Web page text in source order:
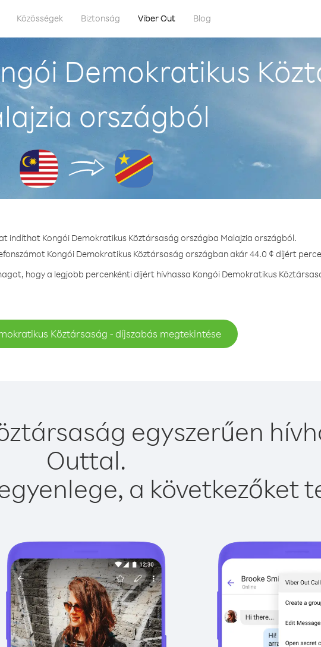
Közösségek Biztonság Viber Out Blog
Demokratikus
országból
indíthat Kongói Demokratikus Köztársaság országba Malajzia országból.
Kongói Demokratikus Köztársaság országban akár 44.0 ¢ díjért
hogy a legjobb percenkénti díjért hívhassa Kongói Demokratikus
Köztársaság - díjszabás megtekintése
egyszerűen
Outtal.
a következőket